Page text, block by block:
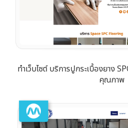
ทำเว็บไซต์ บริการปูกระเบื้องยาง
คุณภาพ